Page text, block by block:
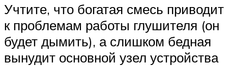
Учтите, что богатая смесь приводит
к проблемам работы глушителя (он
будет дымить), а слишком бедная
вынудит основной узел устройства